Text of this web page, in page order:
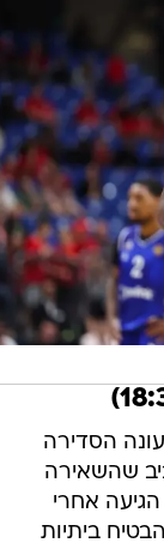
הסדירה
אביב שהשאירה
אחרי
ביתיות